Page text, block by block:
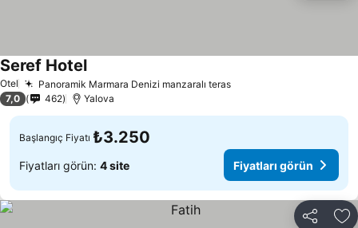
Otel Panoramik Marmara Denizi manzaralı teras
Seref Hotel
7,0 462 Yalova
Başlangıç Fiyatı ₺3.250
Fiyatları görün: 4 site Fiyatları görün
Paylaş